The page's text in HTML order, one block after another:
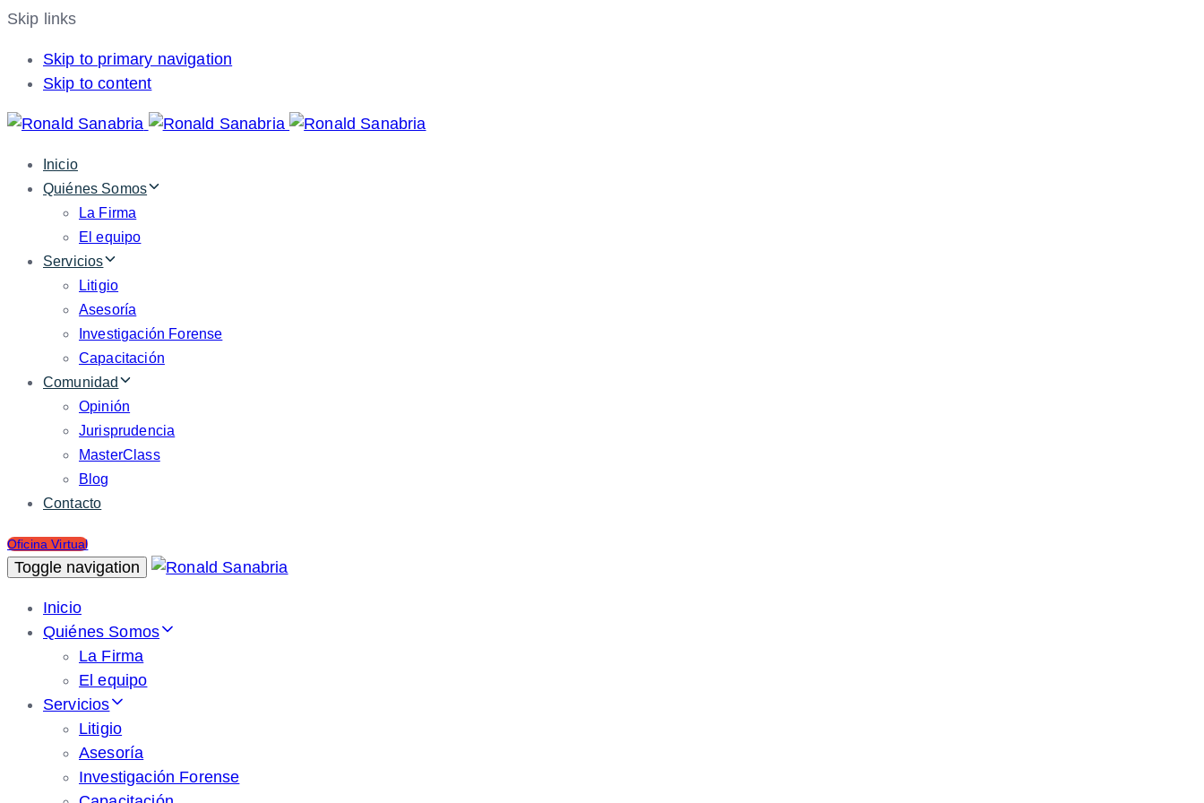
Skip links
Skip to primary navigation
Skip to content
Inicio
Quiénes Somos
La Firma
El equipo
Servicios
Litigio
Asesoría
Investigación Forense
Capacitación
Comunidad
Opinión
Jurisprudencia
MasterClass
Blog
Contacto
Oficina Virtual
Toggle navigation
Inicio
Quiénes Somos
La Firma
El equipo
Servicios
Litigio
Asesoría
Investigación Forense